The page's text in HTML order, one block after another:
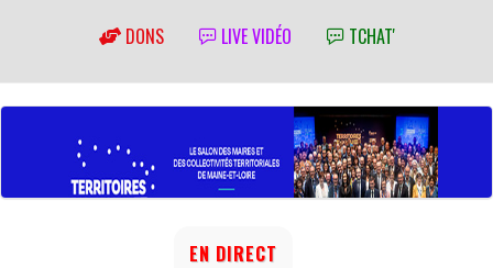
DONS LIVE VIDÉO TCHAT'
EN DIRECT